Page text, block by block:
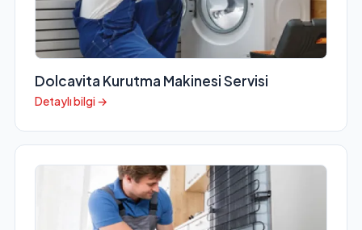
Dolcavita Kurutma Makinesi Servisi
Detaylı bilgi →